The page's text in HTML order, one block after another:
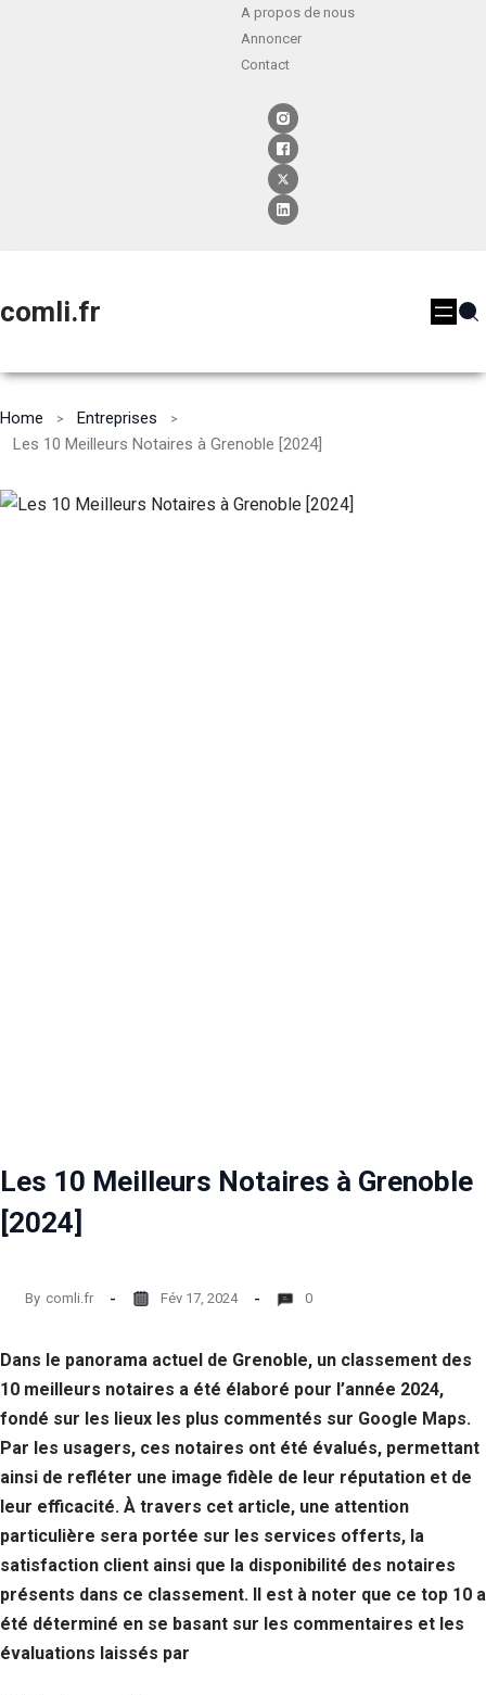
A propos de nous
Annoncer
Contact
comli.fr
Home
Entreprises
Les 10 Meilleurs Notaires à Grenoble [2024]
Les 10 Meilleurs Notaires à Grenoble
[2024]
By comli.fr Fév 17, 2024 0
Dans le panorama actuel de Grenoble, un classement des
10 meilleurs notaires a été élaboré pour l’année 2024,
fondé sur les lieux les plus commentés sur Google Maps.
Par les usagers, ces notaires ont été évalués, permettant
ainsi de refléter une image fidèle de leur réputation et de
leur efficacité. À travers cet article, une attention
particulière sera portée sur les services offerts, la
satisfaction client ainsi que la disponibilité des notaires
présents dans ce classement. Il est à noter que ce top 10 a
été déterminé en se basant sur les commentaires et les
évaluations laissés par